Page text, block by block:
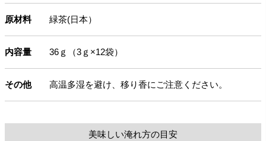
原材料 緑茶(日本）
内容量 36ｇ（3ｇ×12袋）
その他 高温多湿を避け、移り香にご注意ください。
美味しい淹れ方の目安